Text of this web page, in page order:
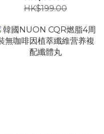
HK$199.00